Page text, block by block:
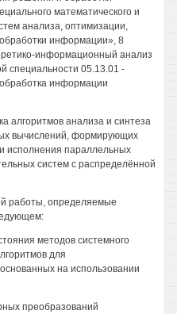
математического и
анализа, оптимизации,
информации», 8
информационный анализ
специальности 05.13.01 -
информации
алгоритмов анализа и синтеза
вычислений, формирующих
исполнения параллельных
систем с распределённой
работы, определяемые
методов системного
для
на использовании
преобразований